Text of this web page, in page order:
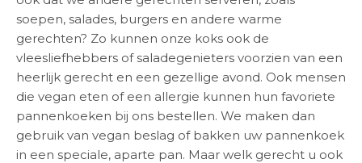
soepen, salades, burgers en andere warme
gerechten? Zo kunnen onze koks ook de
vleesliefhebbers of saladegenieters voorzien van een
heerlijk gerecht en een gezellige avond. Ook mensen
die vegan eten of een allergie kunnen hun favoriete
pannenkoeken bij ons bestellen. We maken dan
gebruik van vegan beslag of bakken uw pannenkoek
in een speciale, aparte pan. Maar welk gerecht u ook